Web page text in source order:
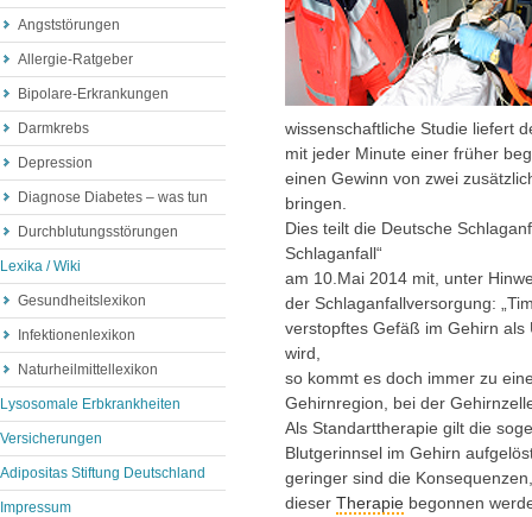
Angststörungen
Allergie-Ratgeber
Bipolare-Erkrankungen
Darmkrebs
Depression
Diagnose Diabetes – was tun
Durchblutungsstörungen
Lexika / Wiki
Gesundheitslexikon
Infektionenlexikon
Naturheilmittellexikon
Lysosomale Erbkrankheiten
Versicherungen
Adipositas Stiftung Deutschland
Impressum
wissenschaftliche Studie liefert
mit jeder Minute einer früher
einen Gewinn von zwei
bringen.
Dies teilt die Deutsche
Schlaganfall“
am 10.Mai 2014 mit, unter
der Schlaganfallversorgung:
verstopftes Gefäß im Gehirn als
wird,
so kommt es doch immer zu
Gehirnregion, bei der
Als Standarttherapie gilt die
Blutgerinnsel im Gehirn
geringer sind die
dieser Therapie begonnen